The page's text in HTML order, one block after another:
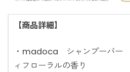
【商品詳細】
・madoca シャンプーバー
ィフローラルの香り